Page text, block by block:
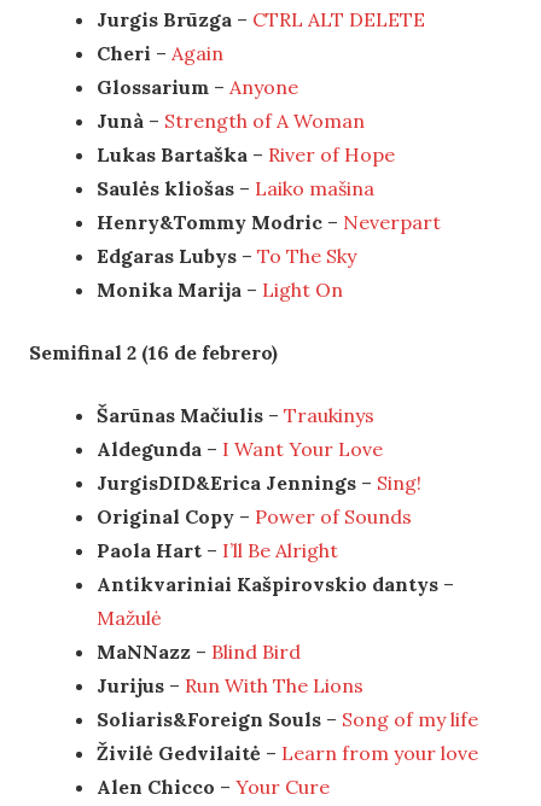
Jurgis Brūzga – CTRL ALT DELETE
Cheri – Again
Glossarium – Anyone
Junà – Strength of A Woman
Lukas Bartaška – River of Hope
Saulės kliošas – Laiko mašina
Henry&Tommy Modric – Neverpart
Edgaras Lubys – To The Sky
Monika Marija – Light On
Semifinal 2 (16 de febrero)
Šarūnas Mačiulis – Traukinys
Aldegunda – I Want Your Love
JurgisDID&Erica Jennings – Sing!
Original Copy – Power of Sounds
Paola Hart – I’ll Be Alright
Antikvariniai Kašpirovskio dantys –
Mažulė
MaNNazz – Blind Bird
Jurijus – Run With The Lions
Soliaris&Foreign Souls – Song of my life
Živilė Gedvilaitė – Learn from your love
Alen Chicco – Your Cure